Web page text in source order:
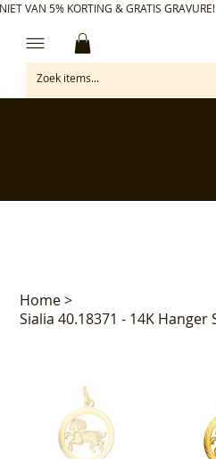
VAN 5% KORTING & GRATIS GRAVURE!
Home>